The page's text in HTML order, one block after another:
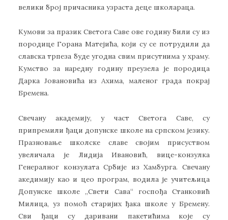
велики број причасника узраста деце школараца.
Кумови за празик Светога Саве ове годину били су из
породице Горана Матејића, који су се потрудили да
славска трпеза буде угодна свим присутнима у храму.
Кумство за наредну годину преузела је породица
Дарка Јовановића из Ахима, маленог града покрај
Бремена.
Свечану академију, у част Светога Саве, су
припремили ђаци допунске школе на српском језику.
Празновање школске славе својим присуством
увеличала је Лидија Ивановић, вице-конзулка
Генералног конзулата Србије из Хамбурга. Свечану
акедимију као и цео програм, водила је учитељица
Допунске школе „Свети Сава“ госпођа Станковић
Милица, уз помоћ старијих ђака школе у Бремену.
Сви ђаци су даривани пакетићима које су